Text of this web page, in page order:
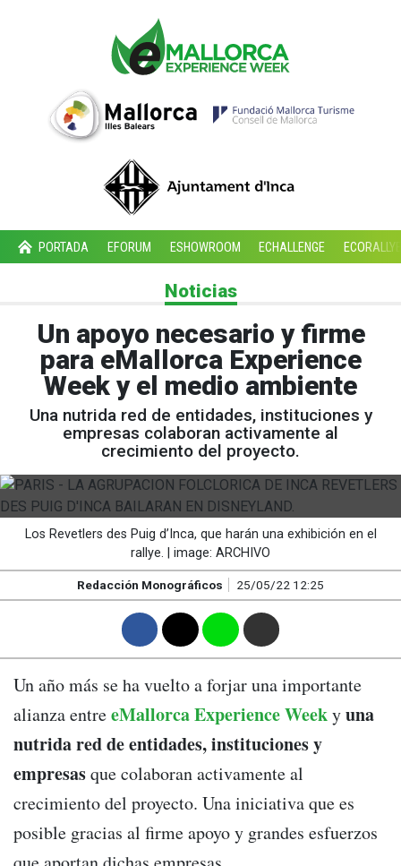
PORTADA EFORUM ESHOWROOM ECHALLENGE
Noticias
Un apoyo necesario y firme
para eMallorca Experience
Week y el medio ambiente
Una nutrida red de entidades, instituciones y
empresas colaboran activamente al
crecimiento del proyecto.
Los Revetlers des Puig d’Inca, que harán una exhibición en el
rallye. | image: ARCHIVO
Redacción Monográficos 25/05/22 12:25
Un año más se ha vuelto a forjar una importante
alianza entreeMallorca Experience Weekyuna
nutrida red de entidades, instituciones y
empresasque colaboran activamente al
crecimiento del proyecto. Una iniciativa que es
posible gracias al firme apoyo y grandes esfuerzos